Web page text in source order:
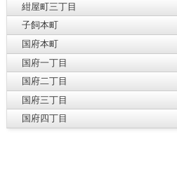
紺屋町三丁目
子飼本町
国府本町
国府一丁目
国府二丁目
国府三丁目
国府四丁目